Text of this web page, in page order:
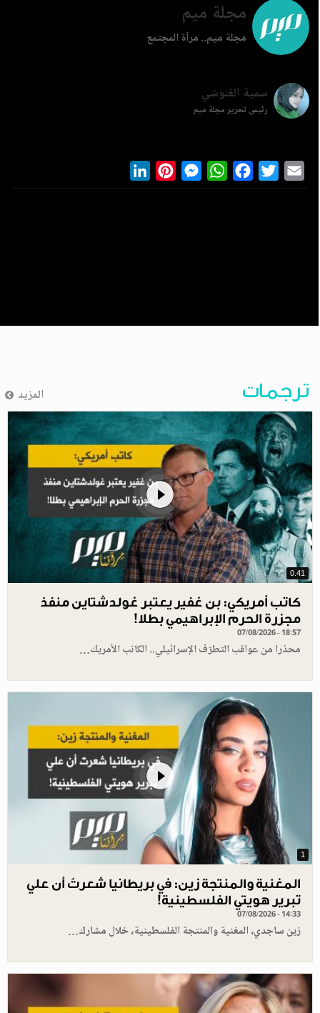
مجلة ميم
مجلة ميم.. مرآة المجتمع
سمية الغنوشي
رئيس تحرير مجلة ميم
LinkedInPinterestMessengerWhatsAppFacebook
Twitter
ترجمات المزيد
0.41
كاتب أمريكي: بن غفير يعتبر غولدشتاين منفذ
مجزرة الحرم الإبراهيمي بطلا!
07/08/2026 - 18:57
محذرا من عواقب التطرّف الإسرائيلي.. الكاتب الأمريك…
1
المغنية والمنتجة زين: في بريطانيا شعرتُ أن علي
تبرير هويتي الفلسطينية!
07/08/2026 - 14:33
زين ساجدي، المغنية والمنتجة الفلسطينية، خلال مشارك…